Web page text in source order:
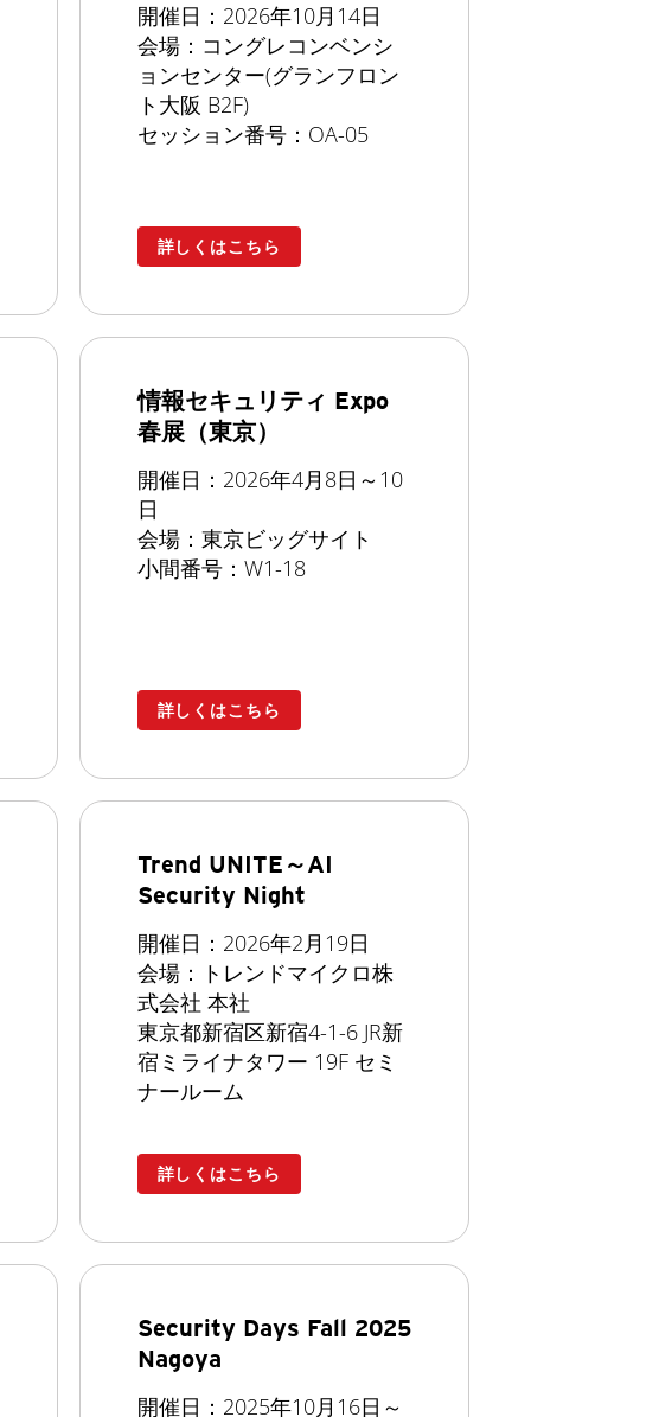
開催日：2026年10月14日
会場：コングレコンベンシ
ョンセンター(グランフロン
ト大阪 B2F)
セッション番号：OA-05
詳しくはこちら
情報セキュリティ Expo
春展（東京）
開催日：2026年4月8日～10
日
会場：東京ビッグサイト
小間番号：W1-18
詳しくはこちら
Trend UNITE～AI
Security Night
開催日：2026年2月19日
会場：トレンドマイクロ株
式会社 本社
東京都新宿区新宿4-1-6 JR新
宿ミライナタワー 19F セミ
ナールーム
詳しくはこちら
Security Days Fall 2025
Nagoya
開催日：2025年10月16日～